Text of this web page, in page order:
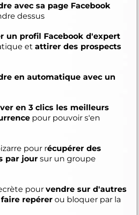
avec sa page Facebook
dessus
un profil Facebook d'expert
et attirer des prospects
en automatique avec un
en 3 clics les meilleurs
pour pouvoir s'en
pour récupérer des
par jour sur un groupe
pour vendre sur d'autres
repérer ou bloquer par la